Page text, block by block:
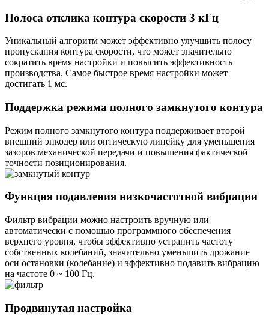
Полоса отклика контура скорости 3 кГц
Уникальный алгоритм может эффективно улучшить полосу
пропускания контура скорости, что может значительно
сократить время настройки и повысить эффективность
производства. Самое быстрое время настройки может
достигать 1 мс.
Поддержка режима полного замкнутого контура
Режим полного замкнутого контура поддерживает второй
внешний энкодер или оптическую линейку для уменьшения
зазоров механической передачи и повышения фактической
точности позиционирования.
Функция подавления низкочастотной вибрации
Фильтр вибрации можно настроить вручную или
автоматически с помощью программного обеспечения
верхнего уровня, чтобы эффективно устранить частоту
собственных колебаний, значительно уменьшить дрожание
оси остановки (колебание) и эффективно подавить вибрацию
на частоте 0 ~ 100 Гц.
Продвинутая настройка